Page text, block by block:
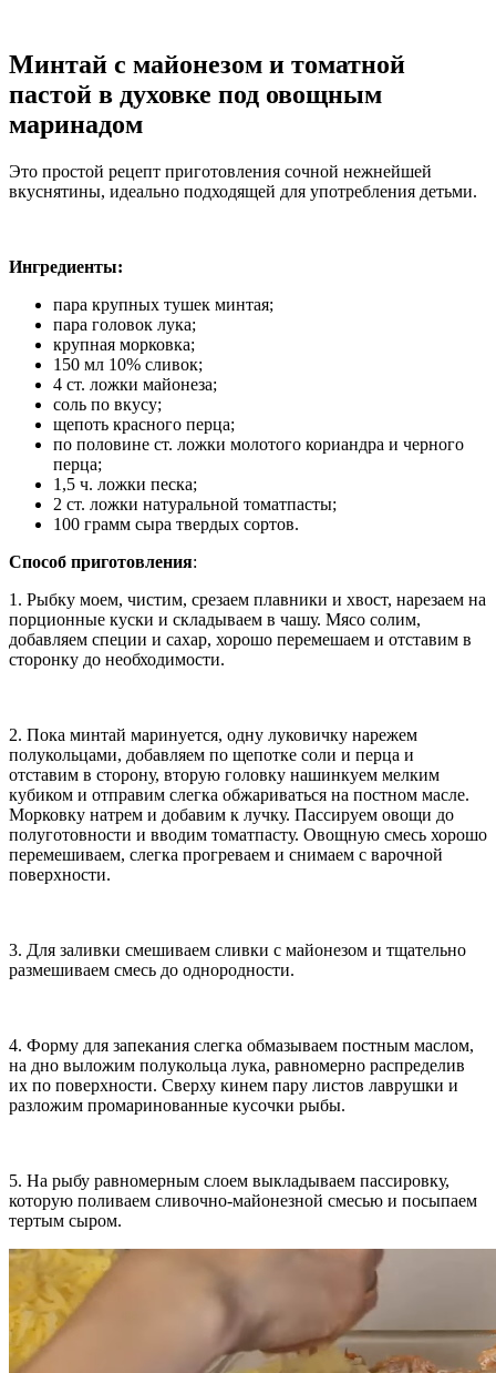
Минтай с майонезом и томатной
пастой в духовке под овощным
маринадом
Это простой рецепт приготовления сочной нежнейшей
вкуснятины, идеально подходящей для употребления детьми.
Ингредиенты:
пара крупных тушек минтая;
пара головок лука;
крупная морковка;
150 мл 10% сливок;
4 ст. ложки майонеза;
соль по вкусу;
щепоть красного перца;
по половине ст. ложки молотого кориандра и черного
перца;
1,5 ч. ложки песка;
2 ст. ложки натуральной томатпасты;
100 грамм сыра твердых сортов.
Способ приготовления:
1. Рыбку моем, чистим, срезаем плавники и хвост, нарезаем на
порционные куски и складываем в чашу. Мясо солим,
добавляем специи и сахар, хорошо перемешаем и отставим в
сторонку до необходимости.
2. Пока минтай маринуется, одну луковичку нарежем
полукольцами, добавляем по щепотке соли и перца и
отставим в сторону, вторую головку нашинкуем мелким
кубиком и отправим слегка обжариваться на постном масле.
Морковку натрем и добавим к лучку. Пассируем овощи до
полуготовности и вводим томатпасту. Овощную смесь хорошо
перемешиваем, слегка прогреваем и снимаем с варочной
поверхности.
3. Для заливки смешиваем сливки с майонезом и тщательно
размешиваем смесь до однородности.
4. Форму для запекания слегка обмазываем постным маслом,
на дно выложим полукольца лука, равномерно распределив
их по поверхности. Сверху кинем пару листов лаврушки и
разложим промаринованные кусочки рыбы.
5. На рыбу равномерным слоем выкладываем пассировку,
которую поливаем сливочно-майонезной смесью и посыпаем
тертым сыром.